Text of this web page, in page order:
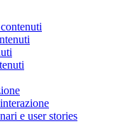
e user stories